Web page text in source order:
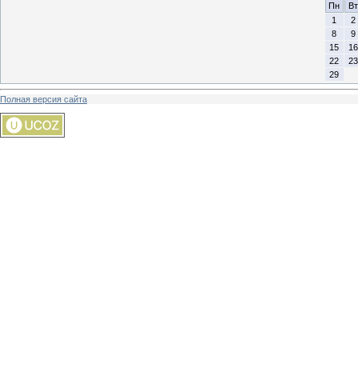
Пн
Вт
1
2
8
9
15
16
22
23
29
Полная версия сайта